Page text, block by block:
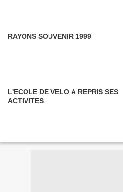
RAYONS SOUVENIR 1999
L'ECOLE DE VELO A REPRIS SES
ACTIVITES